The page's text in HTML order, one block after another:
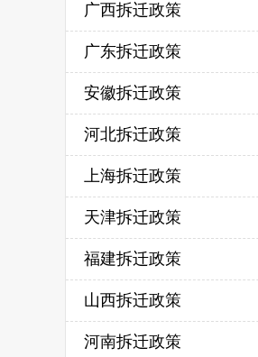
广西拆迁政策
广东拆迁政策
安徽拆迁政策
河北拆迁政策
上海拆迁政策
天津拆迁政策
福建拆迁政策
山西拆迁政策
河南拆迁政策